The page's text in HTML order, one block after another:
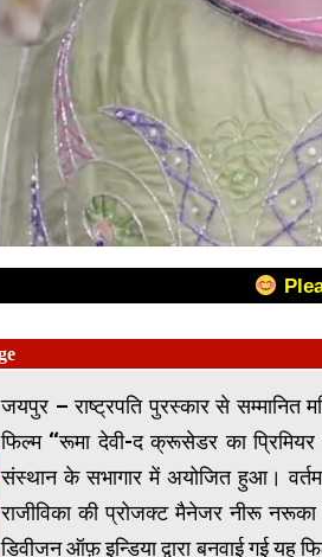
जयपुर – राष्ट्रपति पुरस्कार से सम्मानित
फिल्म ‘‘रूमा देवी-द क्रूसेडर का प्रिमियर
संस्थान के सभागार में अयोजित हुआ।
राजीविका की प्रोजक्ट मैनेजर नीरू
डिवीजन ऑफ़ इन्डिया द्वारा बनवाई गई यह